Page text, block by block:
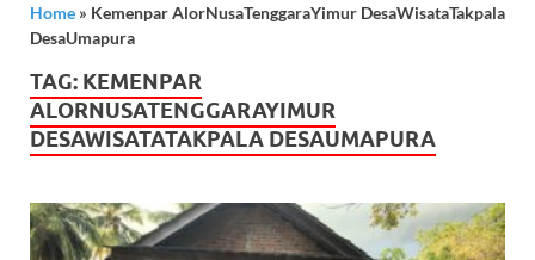
Home » Kemenpar AlorNusaTenggaraYimur DesaWisataTakpala
DesaUmapura
TAG: KEMENPAR
ALORNUSATENGGARAYIMUR
DESAWISATATAKPALA DESAUMAPURA